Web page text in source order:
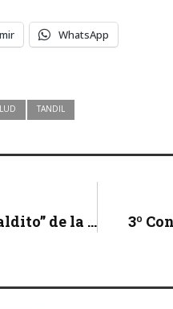
WhatsApp
TANDIL
de la ...
3º